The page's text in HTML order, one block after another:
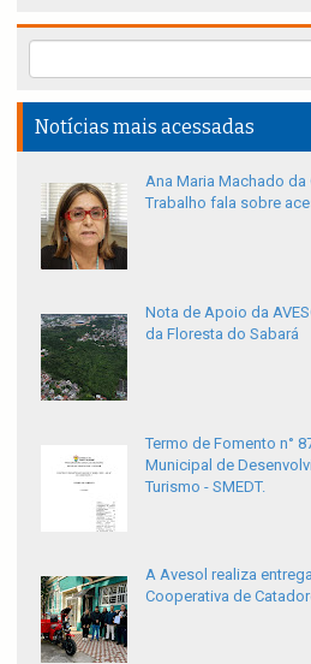
Notícias mais acessadas
Ana Maria Machado
Trabalho fala sobre
Nota de Apoio da
da Floresta do Sabará
Termo de Fomento n°
Municipal de
Turismo - SMEDT.
A Avesol realiza
Cooperativa de